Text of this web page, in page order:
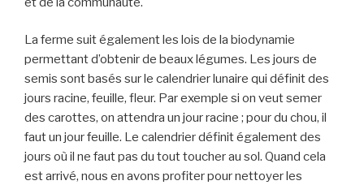
La ferme suit également les lois de la biodynamie
permettant d’obtenir de beaux légumes. Les jours de
semis sont basés sur le calendrier lunaire qui définit des
jours racine, feuille, fleur. Par exemple si on veut semer
des carottes, on attendra un jour racine ; pour du chou, il
faut un jour feuille. Le calendrier définit également des
jours où il ne faut pas du tout toucher au sol. Quand cela
est arrivé, nous en avons profiter pour nettoyer les